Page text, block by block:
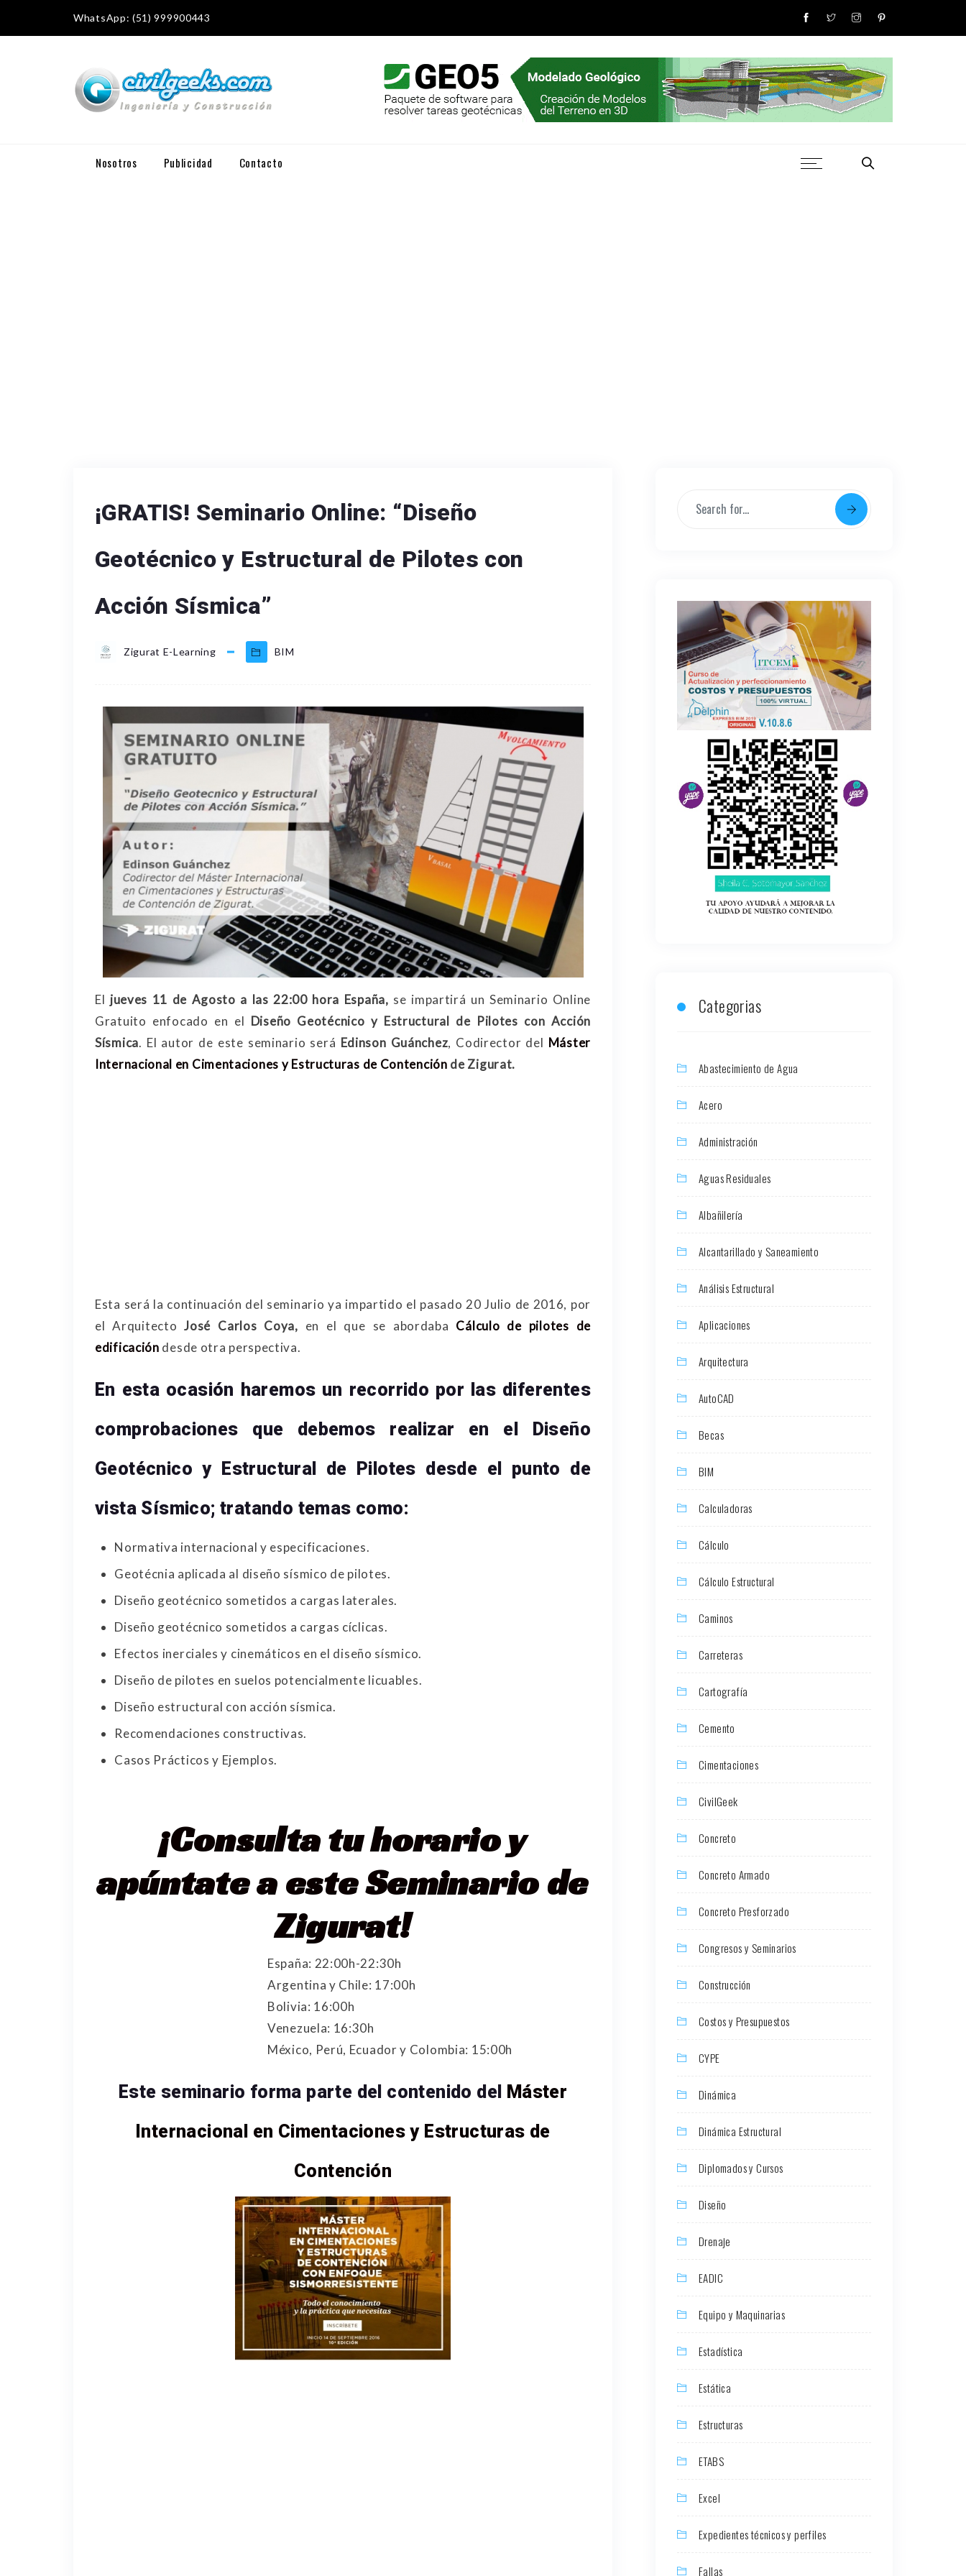
WhatsApp: (51) 999900443
Nosotros Publicidad Contacto
¡GRATIS! Seminario Online: “Diseño
Geotécnico y Estructural de Pilotes con
Acción Sísmica”
Zigurat E-Learning BIM
El jueves 11 de Agosto a las 22:00 hora España, se impartirá un Seminario Online
Gratuito enfocado en el Diseño Geotécnico y Estructural de Pilotes con Acción
Sísmica. El autor de este seminario será Edinson Guánchez, Codirector del Máster
Internacional en Cimentaciones y Estructuras de Contención de Zigurat.
Esta será la continuación del seminario ya impartido el pasado 20 Julio de 2016, por
el ArquitectoJosé Carlos Coya, en el que se abordaba Cálculo de pilotes de
edificación desde otra perspectiva.
En esta ocasión haremos un recorrido por las diferentes
comprobaciones que debemos realizar en el
Diseño
Geotécnico y Estructural de Pilotes desde el punto de
vista Sísmico; tratando temas como:
Normativa internacional y especificaciones.
Geotécnia aplicada al diseño sísmico de pilotes.
Diseño geotécnico sometidos a cargas laterales.
Diseño geotécnico sometidos a cargas cíclicas.
Efectos inerciales y cinemáticos en el diseño sísmico.
Diseño de pilotes en suelos potencialmente licuables.
Diseño estructural con acción sísmica.
Recomendaciones constructivas.
Casos Prácticos y Ejemplos.
¡Consulta tu horario y
apúntate a este Seminario de
Zigurat!
España: 22:00h-22:30h
Argentina y Chile: 17:00h
Bolivia: 16:00h
Venezuela: 16:30h
México, Perú, Ecuador y Colombia: 15:00h
Este seminario forma parte del contenido del
Máster
Internacional en Cimentaciones y Estructuras de
Contención
Categorias
Abastecimiento de Agua
Acero
Administración
Aguas Residuales
Albañilería
Alcantarillado y Saneamiento
Análisis Estructural
Aplicaciones
Arquitectura
AutoCAD
Becas
BIM
Calculadoras
Cálculo
Cálculo Estructural
Caminos
Carreteras
Cartografía
Cemento
Cimentaciones
CivilGeek
Concreto
Concreto Armado
Concreto Presforzado
Congresos y Seminarios
Construcción
Costos y Presupuestos
CYPE
Dinámica
Dinámica Estructural
Diplomados y Cursos
Diseño
Drenaje
EADIC
Equipo y Maquinarias
Estadística
Estática
Estructuras
ETABS
Excel
Expedientes técnicos y perfiles
Fallas